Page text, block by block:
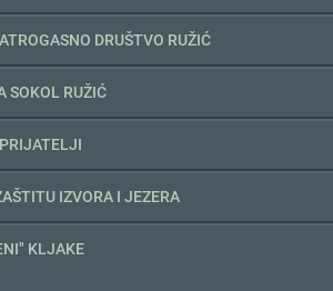
DRUŠTVO RUŽIĆ
SOKOL RUŽIĆ
IZVORA I JEZERA
KLJAKE